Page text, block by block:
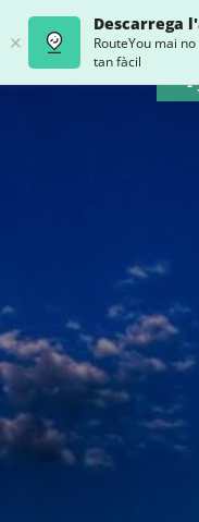
Descarrega
RouteYou mai
tan fàcil
-